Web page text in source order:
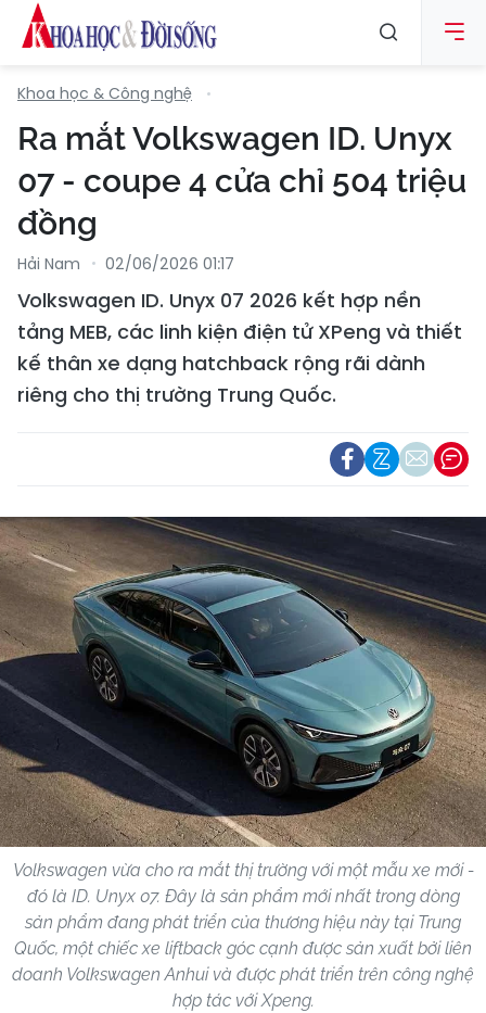
Khoa học & Công nghệ
Ra mắt Volkswagen ID. Unyx
07 - coupe 4 cửa chỉ 504 triệu
đồng
Hải Nam 02/06/2026 01:17
Volkswagen ID. Unyx 07 2026 kết hợp nền
tảng MEB, các linh kiện điện tử XPeng và thiết
kế thân xe dạng hatchback rộng rãi dành
riêng cho thị trường Trung Quốc.
Volkswagen vừa cho ra mắt thị trường với một mẫu xe mới -
đó là ID. Unyx 07. Đây là sản phẩm mới nhất trong dòng
sản phẩm đang phát triển của thương hiệu này tại Trung
Quốc, một chiếc xe liftback góc cạnh được sản xuất bởi liên
doanh Volkswagen Anhui và được phát triển trên công nghệ
hợp tác với Xpeng.